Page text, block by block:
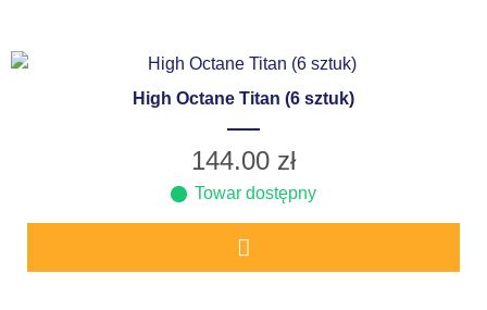
High Octane Titan (6 sztuk)
144.00 zł
Towar dostępny